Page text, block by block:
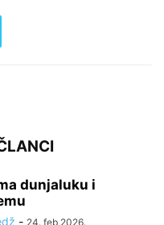
dunjaluku i
- 24. feb 2026.